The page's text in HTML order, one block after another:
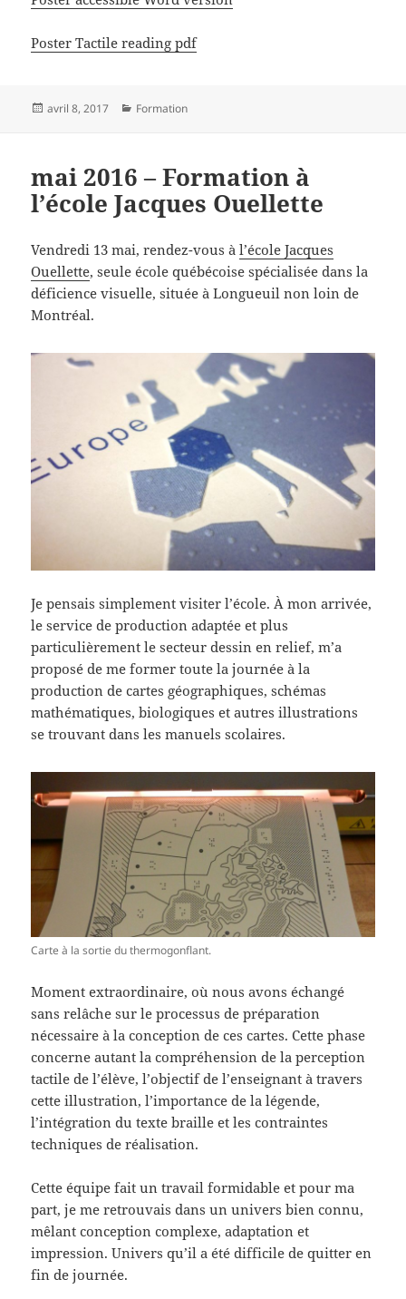
Poster Tactile reading pdf
Publié
avril 8, 2017 Catégories
Formation
mai 2016 – Formation à
l’école Jacques Ouellette
Vendredi 13 mai, rendez-vous àl’école Jacques
Ouellette, seule école québécoise spécialisée dans la
déficience visuelle, située à Longueuil non loin de
Montréal.
Je pensais simplement visiter l’école. À mon arrivée,
le service de production adaptée et plus
particulièrement le secteur dessin en relief, m’a
proposé de me former toute la journée à la
production de cartes géographiques, schémas
mathématiques, biologiques et autres illustrations
se trouvant dans les manuels scolaires.
Carte à la sortie du thermogonflant.
Moment extraordinaire, où nous avons échangé
sans relâche sur le processus de préparation
nécessaire à la conception de ces cartes. Cette phase
concerne autant la compréhension de la perception
tactile de l’élève, l’objectif de l’enseignant à travers
cette illustration, l’importance de la légende,
l’intégration du texte braille et les contraintes
techniques de réalisation.
Cette équipe fait un travail formidable et pour ma
part, je me retrouvais dans un univers bien connu,
mêlant conception complexe, adaptation et
impression. Univers qu’il a été difficile de quitter en
fin de journée.